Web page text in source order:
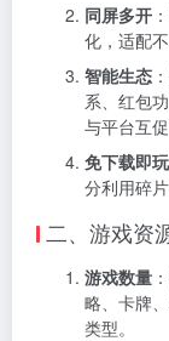
同屏多开
化，适配
智能生态
系、红包
与平台互
免下载即玩
分利用碎
二、游戏资
游戏数量
略、卡牌
类型。